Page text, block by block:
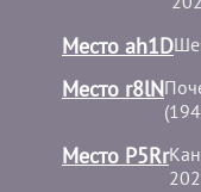
Место ah1D
Место r8lN
Место P5Rr